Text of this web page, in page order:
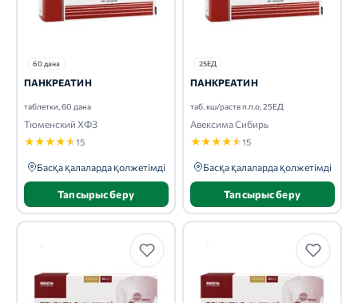
60 дана
ПАНКРЕАТИН
таблетки, 60 дана
Тюменский ХФЗ
★★★★★15
Басқа қалаларда қолжетімді
Тапсырыс беру
25ЕД
ПАНКРЕАТИН
таб. кш/раств п.п.о, 25ЕД
Авексима Сибирь
★★★★★15
Басқа қалаларда қолжетімді
Тапсырыс беру